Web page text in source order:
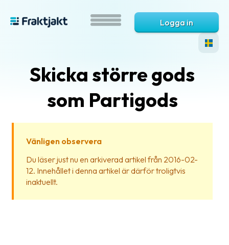
är
Fraktjakt?
Hjälp?
Logga in
Skicka större gods
som Partigods
Vänligen observera
Du läser just nu en arkiverad artikel från 2016-02-
12. Innehållet i denna artikel är därför troligtvis
inaktuellt.